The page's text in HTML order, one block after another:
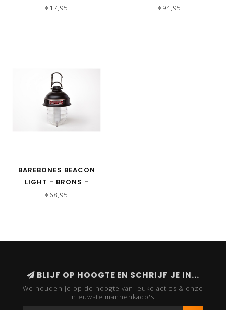
€17,95
OPLAADBAAR
€94,95
BAREBONES BEACON
LIGHT - BRONS -
OPLAADBAAR
€68,95
BLIJF OP HOOGTE EN SCHRIJF JE IN...
We houden je op de hoogte van leuke acties & onze
nieuwste mannenkado's